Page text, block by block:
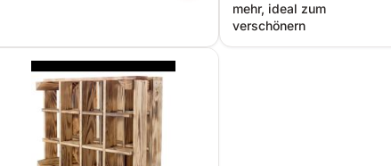
mehr, ideal zum
verschönern